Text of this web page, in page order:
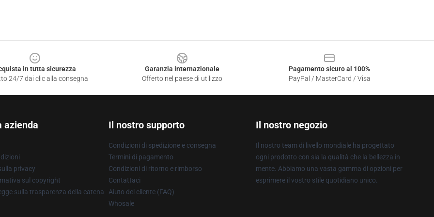
in tutta sicurezza
24/7 dai clic alla consegna
Garanzia internazionale
Offerto nel paese di utilizzo
Pagamento sicuro al 100%
PayPal / MasterCard / Visa
azienda
privacy
sul copyright
sulla trasparenza della catena
Il nostro supporto
Condizioni di spedizione e consegna
Termini di pagamento
Condizioni di ritorno e rimborso
Contattaci
Aiuto del cliente (FAQ)
Whosale
Il nostro negozio
Il nostro team di livello mondiale ha progettato
ogni prodotto con sia la qualità che la bellezza in
mente. Abbiamo una vasta gamma di opzioni per
esprimere il vostro stile quotidiano unico.